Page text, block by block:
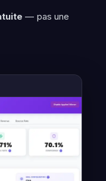
— pas une